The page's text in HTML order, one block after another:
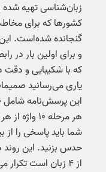
زبان‌شناسی تهیه شده
کشورها که برای
گنجانده شده‌است.
و برای اولین بار در
که با شکیبایی و
یاری می‌رسانید
هر مرحله
شما باید پاسخی را
از ۴ زبان است تکرار می‌شود.